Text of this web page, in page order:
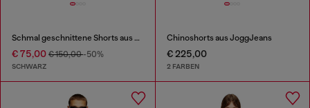
Schmal geschnittene Shorts aus Denim
€ 75,00 € 150,00-50%
SCHWARZ
Chinoshorts aus JoggJeans
€ 225,00
2 FARBEN